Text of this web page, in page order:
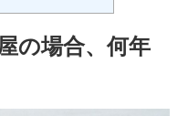
の場合、何年